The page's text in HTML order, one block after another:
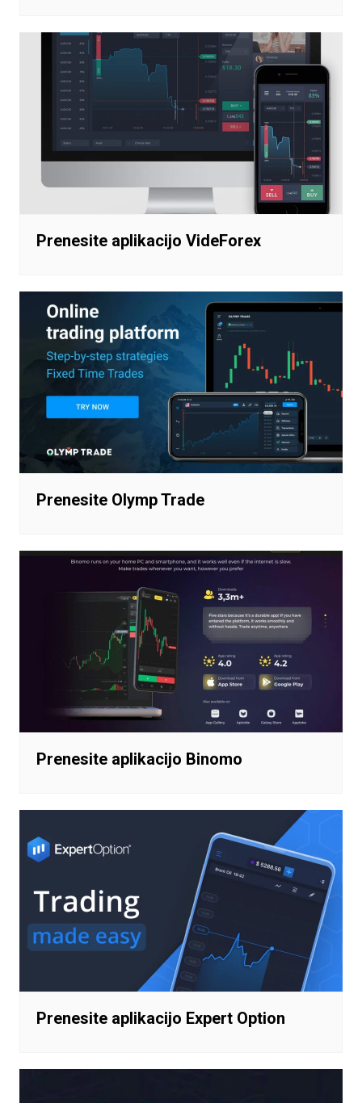
Prenesite aplikacijo VideForex
Prenesite Olymp Trade
Prenesite aplikacijo Binomo
Prenesite aplikacijo Expert Option